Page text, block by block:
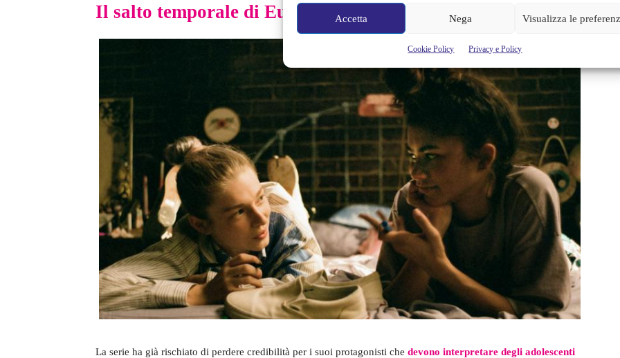
Accetta Nega Visualizza le
Cookie Policy Privacy e Policy
Il salto temporale di Euphoria 3 è molto sensato
La serie ha già rischiato di perdere credibilità per i suoi protagonisti che devono interpretare degli adolescenti